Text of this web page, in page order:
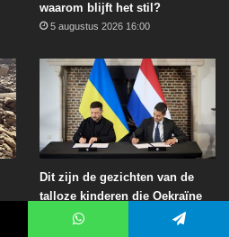
waarom blijft het stil?
5 augustus 2026 16:00
Dit zijn de gezichten van de
talloze kinderen die Oekraïne
doodde: een boek dat niemand